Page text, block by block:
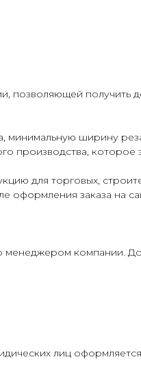
позволяющей
ширину
производства,
для торговых,
оформления заказа на
менеджером компании.
лиц